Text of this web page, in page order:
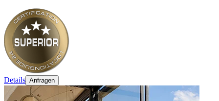
Details Anfragen